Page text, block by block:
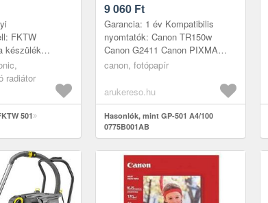
FKTW
készülék
a
és a modern
így minden z...
radiátor
501
9 060 Ft
Garancia: 1 év Kompatibilis
nyomtatók: Canon TR150w
Canon G2411 Canon PIXMA
TR150wB Canon TS205 Canon
TS205 Canon TS305W C...
canon, fotópapír
arukereso.hu
Hasonlók, mint GP-501 A4/100
0775B001AB